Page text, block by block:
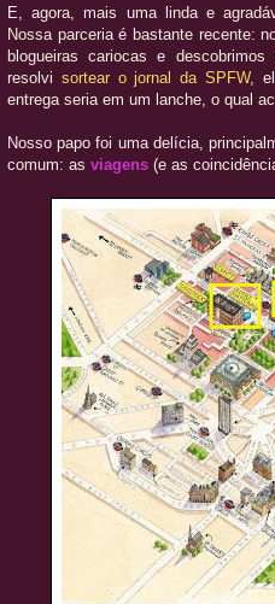
E, agora, mais uma linda e
Nossa parceria é bastante recente:
blogueiras cariocas e
resolvi sortear o jornal da SPFW,
entrega seria em um lanche, o qual
Nosso papo foi uma delícia,
comum: as viagens (e as